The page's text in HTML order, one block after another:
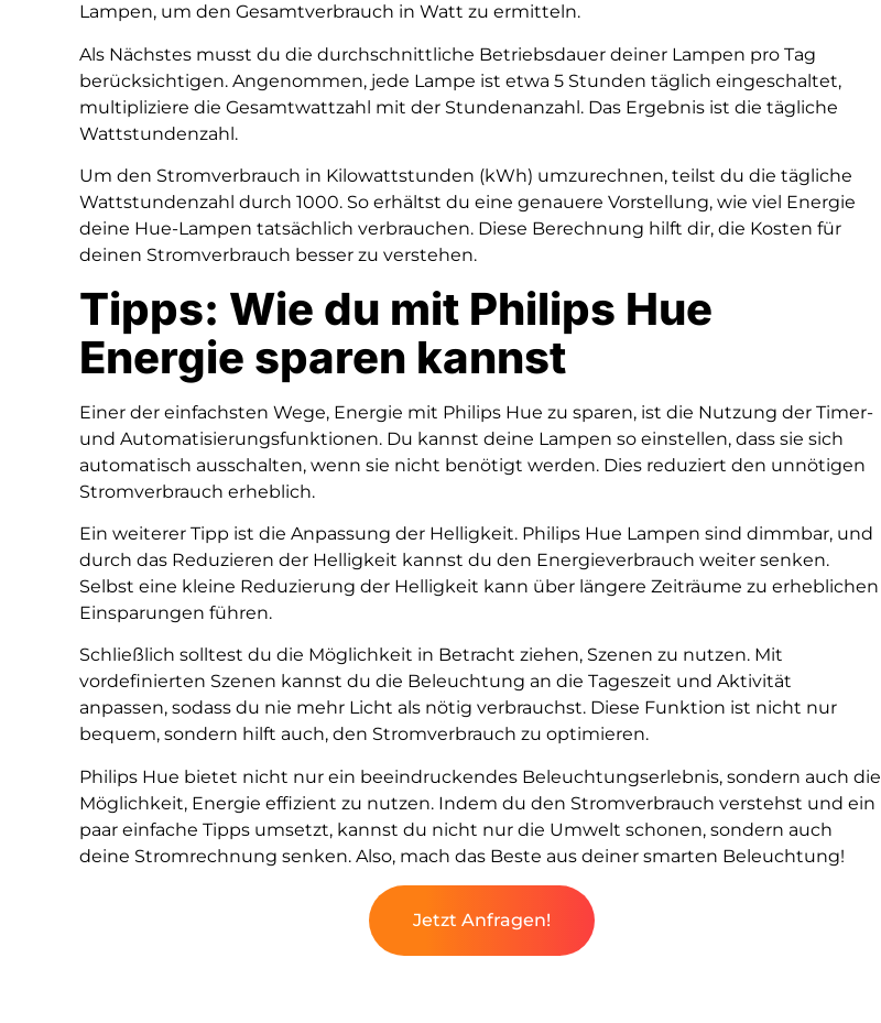
Lampen, um den Gesamtverbrauch in Watt zu ermitteln.
Als Nächstes musst du die durchschnittliche Betriebsdauer deiner Lampen pro Tag
berücksichtigen. Angenommen, jede Lampe ist etwa 5 Stunden täglich eingeschaltet,
multipliziere die Gesamtwattzahl mit der Stundenanzahl. Das Ergebnis ist die tägliche
Wattstundenzahl.
Um den Stromverbrauch in Kilowattstunden (kWh) umzurechnen, teilst du die tägliche
Wattstundenzahl durch 1000. So erhältst du eine genauere Vorstellung, wie viel Energie
deine Hue-Lampen tatsächlich verbrauchen. Diese Berechnung hilft dir, die Kosten für
deinen Stromverbrauch besser zu verstehen.
Tipps: Wie du mit Philips Hue
Energie sparen kannst
Einer der einfachsten Wege, Energie mit Philips Hue zu sparen, ist die Nutzung der Timer-
und Automatisierungsfunktionen. Du kannst deine Lampen so einstellen, dass sie sich
automatisch ausschalten, wenn sie nicht benötigt werden. Dies reduziert den unnötigen
Stromverbrauch erheblich.
Ein weiterer Tipp ist die Anpassung der Helligkeit. Philips Hue Lampen sind dimmbar, und
durch das Reduzieren der Helligkeit kannst du den Energieverbrauch weiter senken.
Selbst eine kleine Reduzierung der Helligkeit kann über längere Zeiträume zu erheblichen
Einsparungen führen.
Schließlich solltest du die Möglichkeit in Betracht ziehen, Szenen zu nutzen. Mit
vordefinierten Szenen kannst du die Beleuchtung an die Tageszeit und Aktivität
anpassen, sodass du nie mehr Licht als nötig verbrauchst. Diese Funktion ist nicht nur
bequem, sondern hilft auch, den Stromverbrauch zu optimieren.
Philips Hue bietet nicht nur ein beeindruckendes Beleuchtungserlebnis, sondern auch die
Möglichkeit, Energie effizient zu nutzen. Indem du den Stromverbrauch verstehst und ein
paar einfache Tipps umsetzt, kannst du nicht nur die Umwelt schonen, sondern auch
deine Stromrechnung senken. Also, mach das Beste aus deiner smarten Beleuchtung!
Jetzt Anfragen!